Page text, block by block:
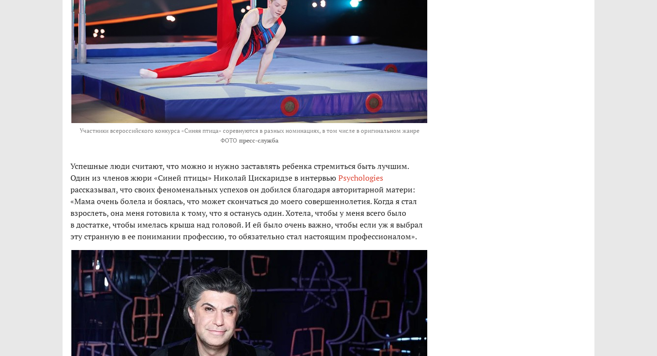
Участники всероссийского конкурса «Синяя птица» соревнуются в разных номинациях, в том числе в оригинальном жанре
ФОТО пресс-служба
Успешные люди считают, что можно и нужно заставлять ребенка стремиться быть лучшим.
Один из членов жюри «Синей птицы» Николай Цискаридзе в интервью Psychologies
рассказывал, что своих феноменальных успехов он добился благодаря авторитарной матери:
«Мама очень болела и боялась, что может скончаться до моего совершеннолетия. Когда я стал
взрослеть, она меня готовила к тому, что я останусь один. Хотела, чтобы у меня всего было
в достатке, чтобы имелась крыша над головой. И ей было очень важно, чтобы если уж я выбрал
эту странную в ее понимании профессию, то обязательно стал настоящим профессионалом».